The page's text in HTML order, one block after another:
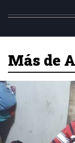
Más de